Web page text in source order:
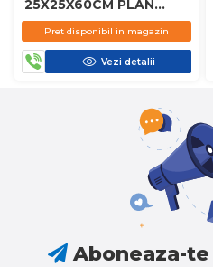
25X25X60CM PLAN
D450
Pret disponibil in magazin
Vezi detalii
Aboneaza-